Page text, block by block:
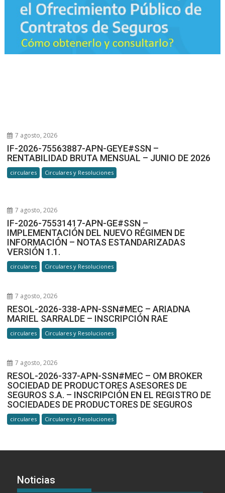
7 agosto, 2026
IF-2026-75563887-APN-GEYE#SSN –
RENTABILIDAD BRUTA MENSUAL – JUNIO DE 2026
circulares Circulares y Resoluciones
7 agosto, 2026
IF-2026-75531417-APN-GE#SSN –
IMPLEMENTACIÓN DEL NUEVO RÉGIMEN DE
INFORMACIÓN – NOTAS ESTANDARIZADAS
VERSIÓN 1.1.
circulares Circulares y Resoluciones
7 agosto, 2026
RESOL-2026-338-APN-SSN#MEC – ARIADNA
MARIEL SARRALDE – INSCRIPCIÓN RAE
circulares Circulares y Resoluciones
7 agosto, 2026
RESOL-2026-337-APN-SSN#MEC – OM BROKER
SOCIEDAD DE PRODUCTORES ASESORES DE
SEGUROS S.A. – INSCRIPCIÓN EN EL REGISTRO DE
SOCIEDADES DE PRODUCTORES DE SEGUROS
circulares Circulares y Resoluciones
Noticias